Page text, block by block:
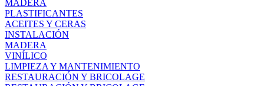
MADERA
PLASTIFICANTES
ACEITES Y CERAS
INSTALACIÓN
MADERA
VINÍLICO
LIMPIEZA Y MANTENIMIENTO
RESTAURACIÓN Y BRICOLAGE